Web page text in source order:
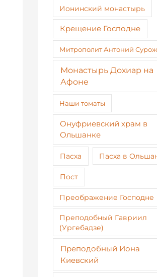
Ионинский монастырь
Крещение Господне
Митрополит Антоний
Монастырь Дохиар на
Афоне
Наши томаты
Онуфриевский храм в
Ольшанке
Пасха Пасха в
Пост
Преображение Господне
Преподобный Гавриил
(Ургебадзе)
Преподобный Иона
Киевский